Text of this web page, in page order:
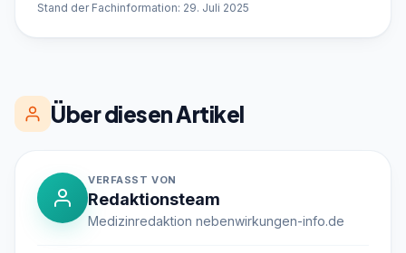
Stand der Fachinformation: 29. Juli 2025
Über diesen Artikel
VERFASST VON
Redaktionsteam
Medizinredaktion nebenwirkungen-info.de